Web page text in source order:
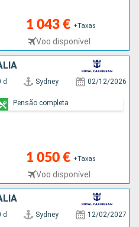
1 043 € +Taxas
Voo disponível
d Sydney 02/12/2026
1 050 € +Taxas
Voo disponível
Pensão completa
d Sydney 12/02/2027